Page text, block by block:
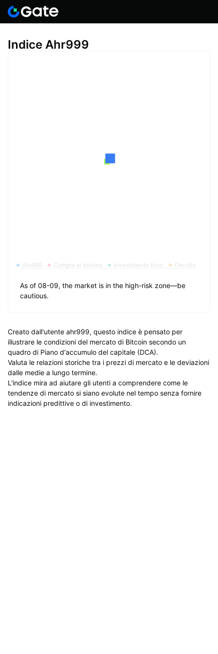
Indice Ahr999
Ahr999 Compra al minimo Investimento fisso Decollo
As of 08-09, the market is in the high-risk zone—be
cautious.
Creato dall'utente ahr999, questo indice è pensato per
illustrare le condizioni del mercato di Bitcoin secondo un
quadro di Piano d'accumulo del capitale (DCA).
Valuta le relazioni storiche tra i prezzi di mercato e le deviazioni
dalle medie a lungo termine.
L'indice mira ad aiutare gli utenti a comprendere come le
tendenze di mercato si siano evolute nel tempo senza fornire
indicazioni predittive o di investimento.